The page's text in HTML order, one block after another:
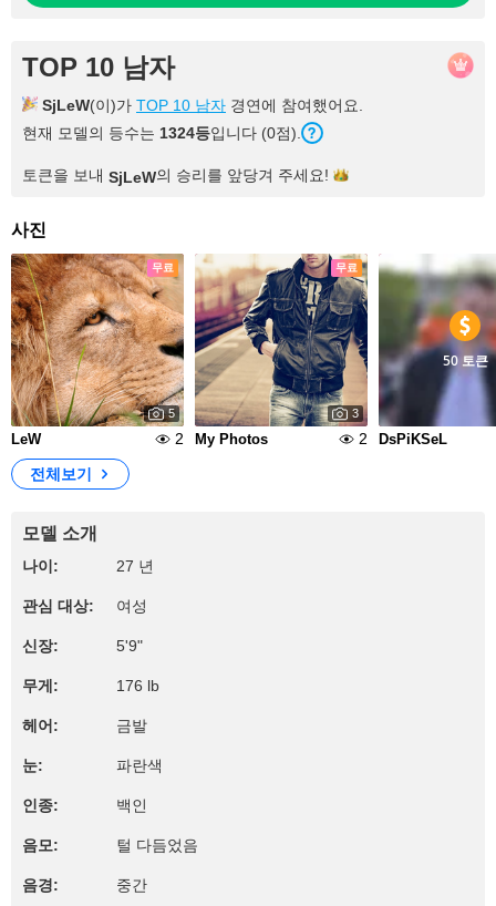
TOP 10 남자
SjLeW(이)가 TOP 10 남자 경연에 참여했어요.
현재 모델의 등수는 1324등입니다 (0점).
토큰을 보내 SjLeW의 승리를 앞당겨 주세요!
사진
무료
5
LeW 2
무료
3
My Photos 2
50 토큰
DsPiKSeL
전체보기
모델 소개
나이: 27 년
관심 대상: 여성
신장: 5'9"
무게: 176 lb
헤어: 금발
눈: 파란색
인종: 백인
음모: 털 다듬었음
음경: 중간